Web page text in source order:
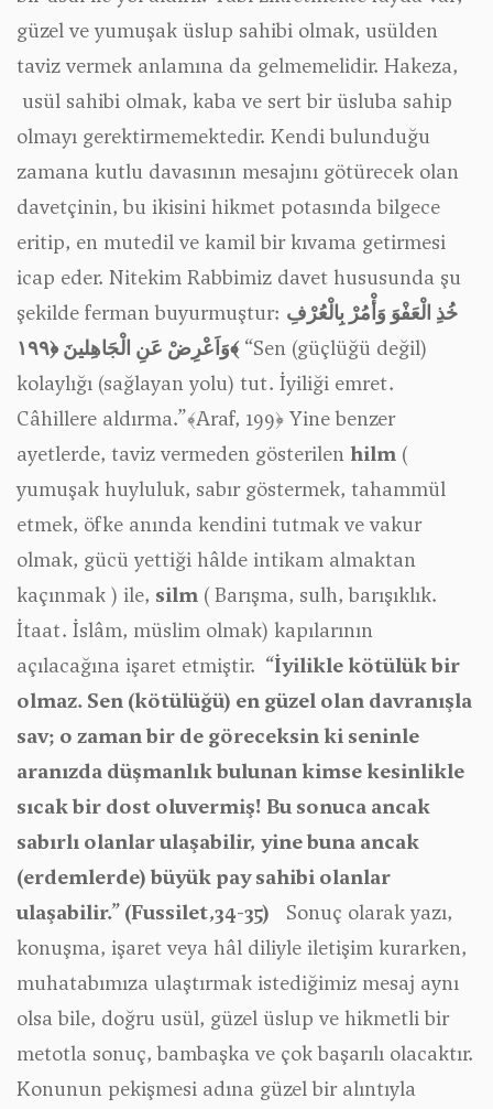
güzel ve yumuşak üslup sahibi olmak, usülden
taviz vermek anlamına da gelmemelidir. Hakeza,
usül sahibi olmak, kaba ve sert bir üsluba sahip
olmayı gerektirmemektedir. Kendi bulunduğu
zamana kutlu davasının mesajını götürecek olan
davetçinin, bu ikisini hikmet potasında bilgece
eritip, en mutedil ve kamil bir kıvama getirmesi
icap eder. Nitekim Rabbimiz davet hususunda şu
şekilde ferman buyurmuştur: خُذِ الْعَفْوَ وَأْمُرْ بِالْعُرْفِ
وَاَعْرِضْ عَنِ الْجَاهِلينَ ﴿١٩٩﴾ “Sen (güçlüğü değil)
kolaylığı (sağlayan yolu) tut. İyiliği emret.
Câhillere aldırma.”﴾Araf, 199﴿ Yine benzer
ayetlerde, taviz vermeden gösterilen hilm (
yumuşak huyluluk, sabır göstermek, tahammül
etmek, öfke anında kendini tutmak ve vakur
olmak, gücü yettiği hâlde intikam almaktan
kaçınmak ) ile, silm ( Barışma, sulh, barışıklık.
İtaat. İslâm, müslim olmak) kapılarının
açılacağına işaret etmiştir. “İyilikle kötülük bir
olmaz. Sen (kötülüğü) en güzel olan davranışla
sav; o zaman bir de göreceksin ki seninle
aranızda düşmanlık bulunan kimse kesinlikle
sıcak bir dost oluvermiş! Bu sonuca ancak
sabırlı olanlar ulaşabilir, yine buna ancak
(erdemlerde) büyük pay sahibi olanlar
ulaşabilir.” (Fussilet,34-35) Sonuç olarak yazı,
konuşma, işaret veya hâl diliyle iletişim kurarken,
muhatabımıza ulaştırmak istediğimiz mesaj aynı
olsa bile, doğru usül, güzel üslup ve hikmetli bir
metotla sonuç, bambaşka ve çok başarılı olacaktır.
Konunun pekişmesi adına güzel bir alıntıyla